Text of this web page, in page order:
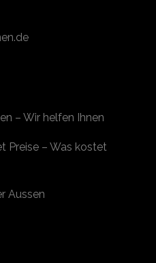
– Wir helfen Ihnen
Preise – Was kostet
Aussen